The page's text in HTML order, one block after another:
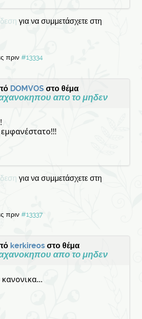
για να συμμετάσχετε στη
πριν #13334
DOMVOS στο θέμα
απο το μηδεν
για να συμμετάσχετε στη
πριν #13337
kerkireos στο θέμα
απο το μηδεν